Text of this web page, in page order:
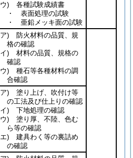
ウ) 各種試験成績書
・ 表面処理の試験
・ 亜鉛メッキ面の試験
ア) 防火材料の品質、規
格の確認
イ) 材料の品質、規格の
確認
ウ) 種石等各種材料の調
合確認
ア) 塗り上げ、吹付け等
の工法及び仕上りの確認
イ) 下地処理の確認
ウ) 塗り厚、不陸、色む
ら等の確認
エ) 建具わく等の裏詰め
の確認